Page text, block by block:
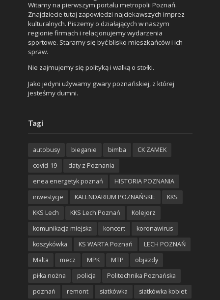
Witamy na pierwszym portalu metropolii Poznań.
Znajdziecie tutaj zapowiedzi najciekawszych imprez
kulturalnych. Piszemy o działających w naszym
regionie firmach i relacjonujemy wydarzenia
sportowe. Staramy się być blisko mieszkańców i ich
spraw.
Nie zajmujemy się polityką i walką o stołki.
Jako jedyni używamy gwary poznańskiej, z której
jesteśmy dumni.
Tagi
autobusy bieganie bimba
CK ZAMEK
covid-19
daty z Poznania
enea energetyk poznań
HISTORIA POZNANIA
inwestycje
KALENDARIUM POZNAŃSKIE
KKS
KKS Lech
KKS Lech Poznań
Kolejorz
komunikacja miejska
koncert
koronawirus
koszykówka
KS WARTA Poznań
LECH POZNAŃ
Malta
mecz MPK MTP
objazdy
piłka nożna
policja
Politechnika Poznańska
poznań
remont siatkówka siatkówka kobiet